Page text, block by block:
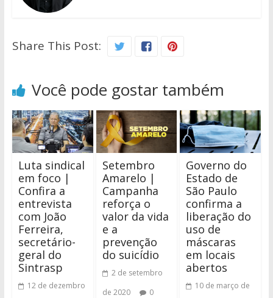
Share This Post:
Você pode gostar também
Luta sindical
em foco |
Confira a
entrevista
com João
Ferreira,
secretário-
geral do
Sintrasp
12 de dezembro
Setembro
Amarelo |
Campanha
reforça o
valor da vida
e a
prevenção
do suicídio
2 de setembro
de 2020
0
Governo do
Estado de
São Paulo
confirma a
liberação do
uso de
máscaras
em locais
abertos
10 de março de